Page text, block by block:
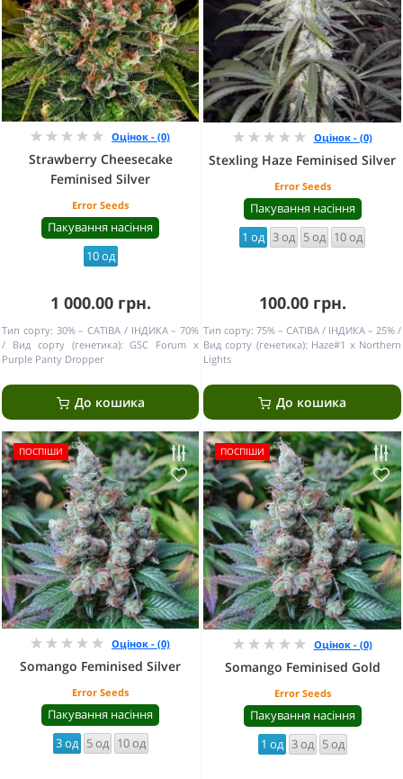
Оцінок - (0)
Strawberry Cheesecake
Feminised Silver
Error Seeds
Пакування насіння
10 од
1 000.00 грн.
Тип сорту: 30% – САТІВА / ІНДИКА – 70%
Вид сорту (генетика): GSC Forum x
Purple Panty Dropper
До кошика
Оцінок - (0)
Stexling Haze Feminised Silver
Error Seeds
Пакування насіння
1 од 3 од 5 од 10 од
100.00 грн.
Тип сорту: 75% – САТІВА / ІНДИКА – 25%
Вид сорту (генетика): Haze#1 x Northern
Lights
До кошика
ПОСПІШИ
Оцінок - (0)
Somango Feminised Silver
Error Seeds
Пакування насіння
3 од 5 од 10 од
ПОСПІШИ
Оцінок - (0)
Somango Feminised Gold
Error Seeds
Пакування насіння
1 од 3 од 5 од